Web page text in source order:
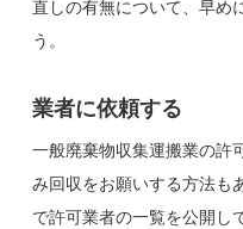
直しの有無について、早め
う。
業者に依頼する
一般廃棄物収集運搬業の許
み回収をお願いする方法も
で許可業者の一覧を公開し